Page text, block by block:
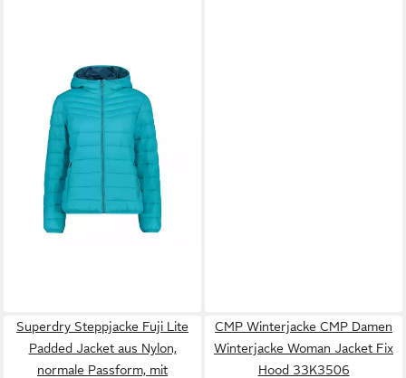
Outdoorjacke CMP
Damen Jacke Fix Hood Jacket
32K3016
77,28 € UVP 89,95 €
Superdry Steppjacke Fuji Lite
Padded Jacket aus Nylon,
normale Passform, mit
CMP Winterjacke CMP Damen
Winterjacke Woman Jacket Fix
Hood 33K3506